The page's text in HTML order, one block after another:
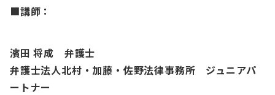
■講師：
濱田 将成 弁護士
弁護士法人北村・加藤・佐野法律事務所 ジュニアパ
ートナー